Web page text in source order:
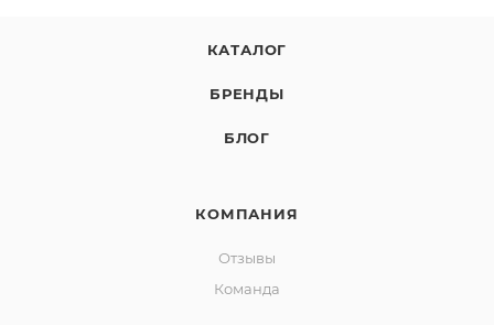
КАТАЛОГ
БРЕНДЫ
БЛОГ
КОМПАНИЯ
Отзывы
Команда